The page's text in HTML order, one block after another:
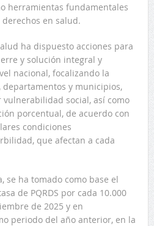
herramientas fundamentales
en salud.
ha dispuesto acciones para
y solución integral y
nacional, focalizando la
y municipios,
social, así como
porcentual, de acuerdo con
condiciones
que afectan a cada
se ha tomado como base el
de PQRDS por cada 10.000
de 2025 y en
periodo del año anterior, en la